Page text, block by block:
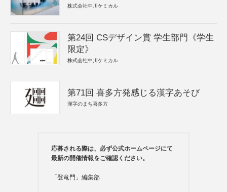
株式会社中川ケミカル
第24回 CSデザイン賞 学生部門《学生
限定》
株式会社中川ケミカル
第71回 喜多方発感じる漢字あそび
漢字のまち喜多方
応募される際は、必ず公式ホームページにて
最新の開催情報をご確認ください。
「登竜門」編集部